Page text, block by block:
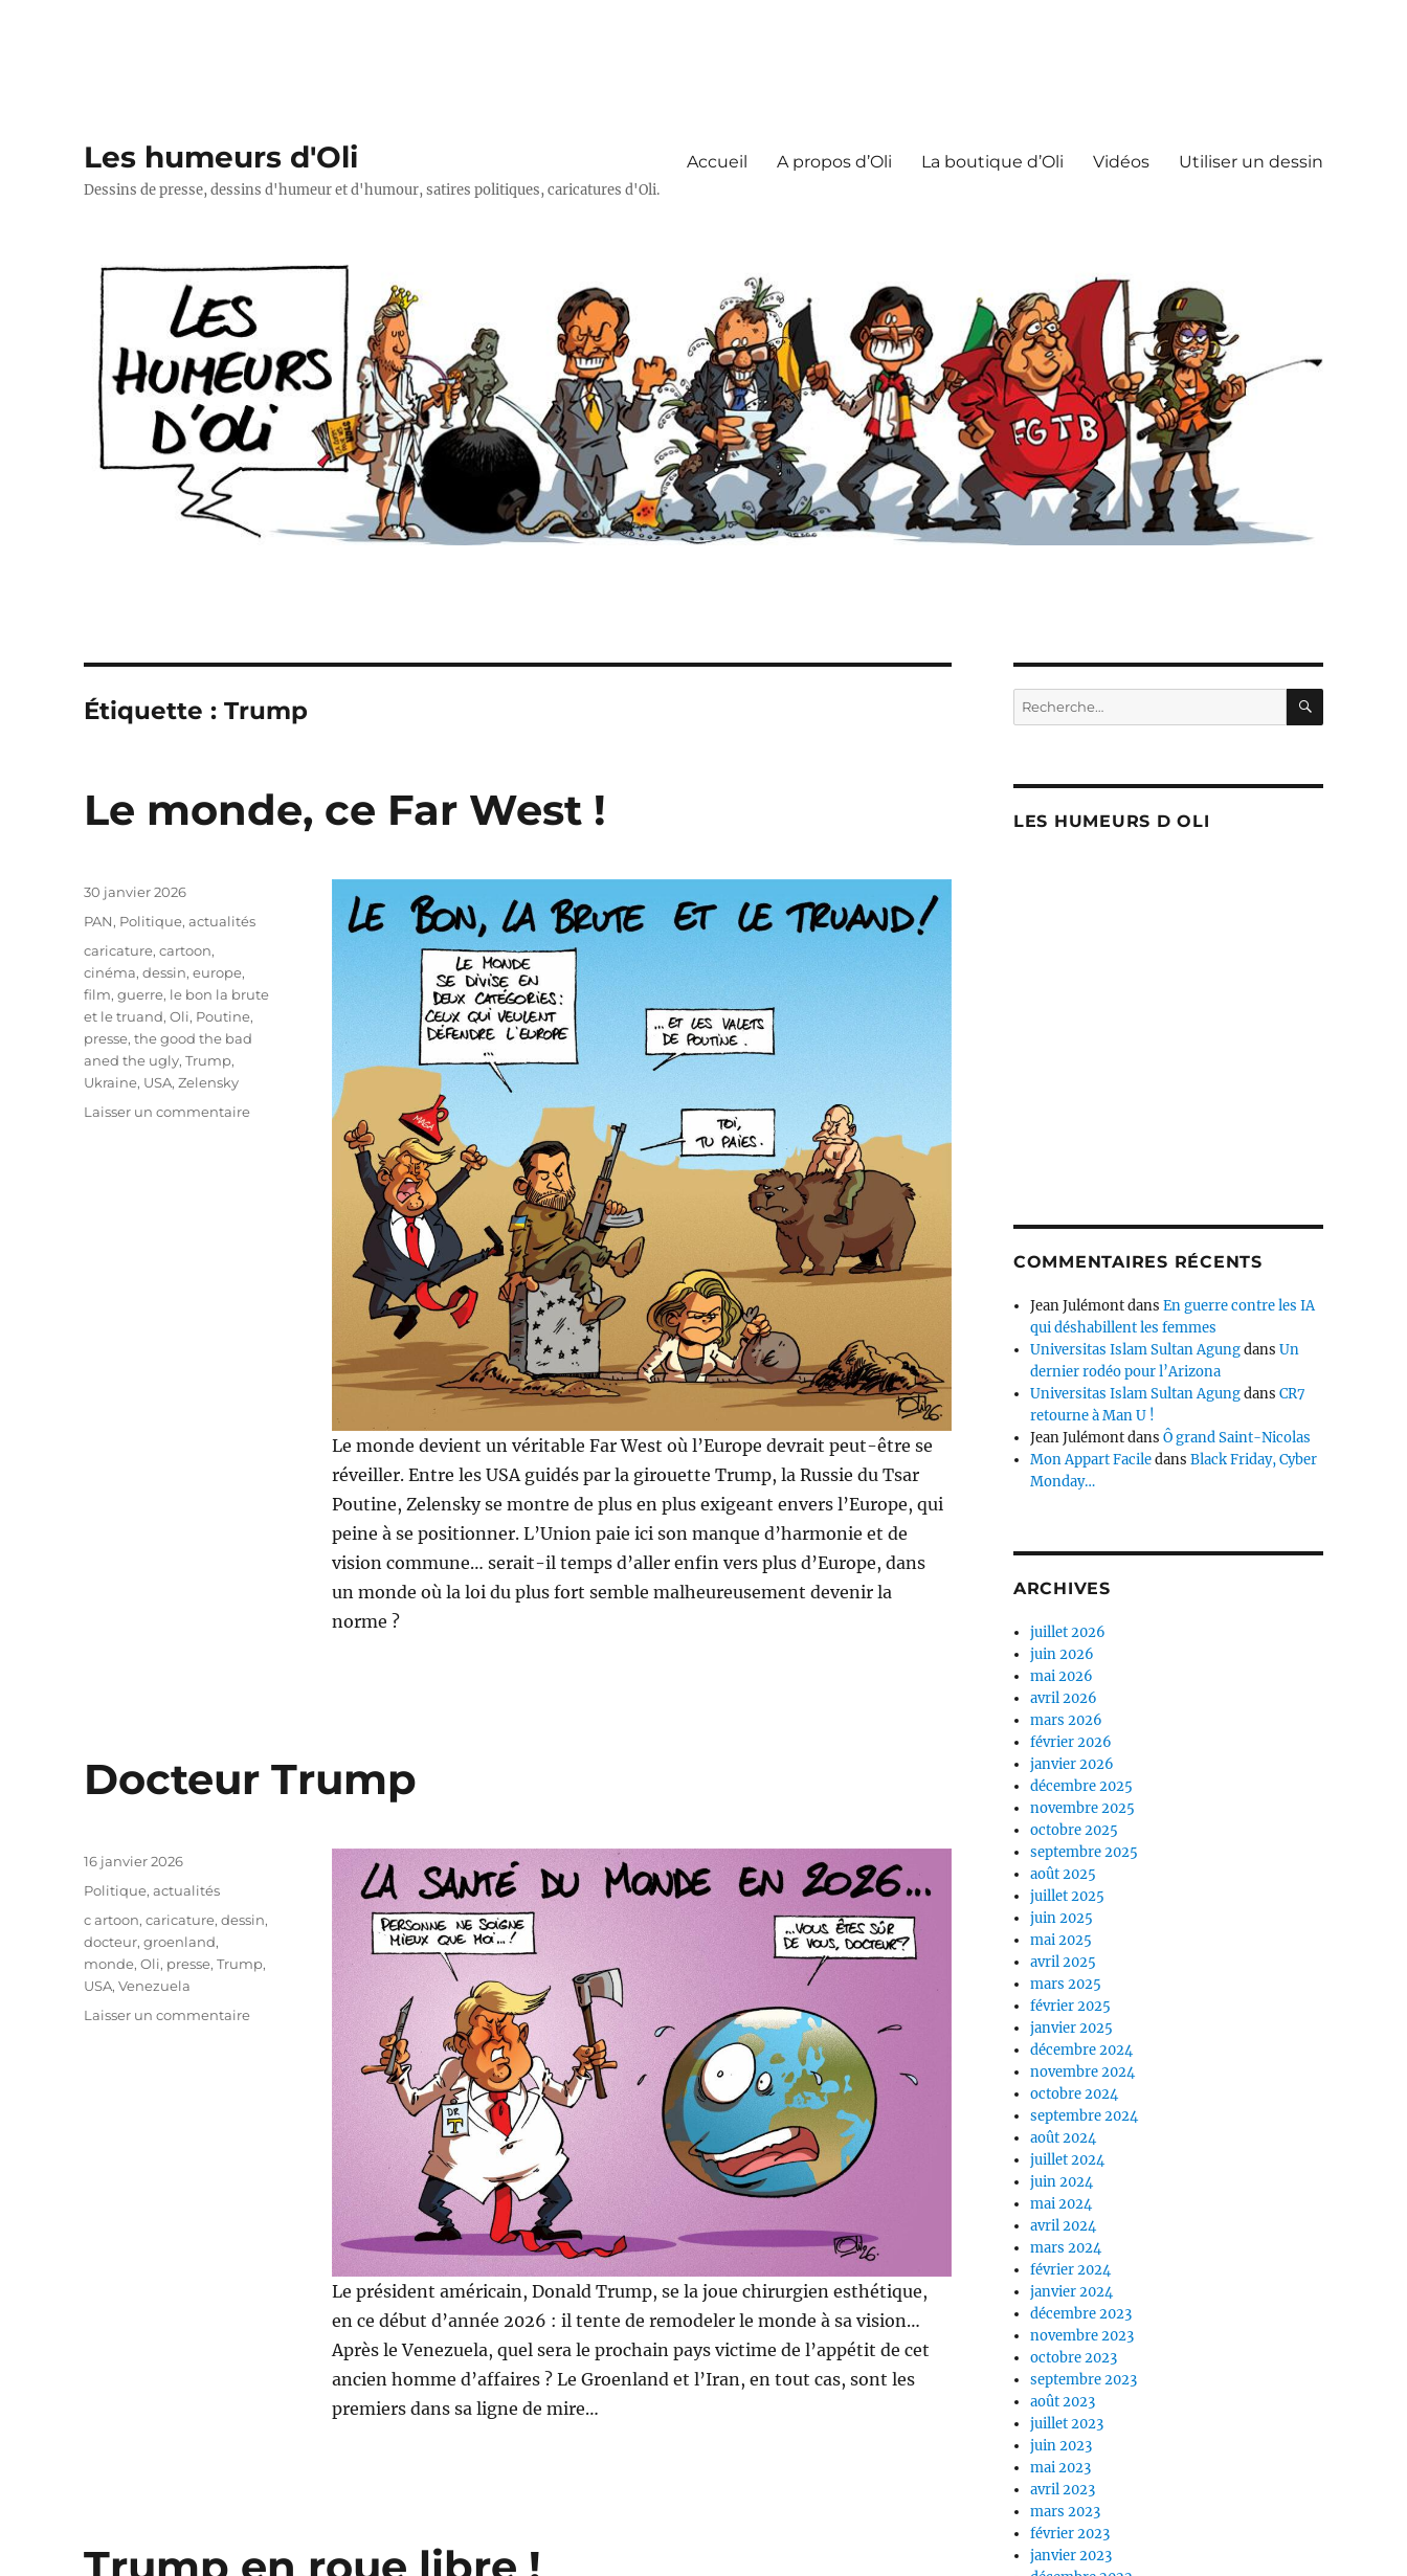
Les humeurs d'Oli
Dessins de presse, dessins d'humeur et d'humour, satires politiques, caricatures d'Oli.
Accueil A propos d’Oli La boutique d’Oli Vidéos Utiliser un dessin
Étiquette :Trump
Le monde, ce Far West !
Le monde devient un véritable Far West où l’Europe devrait peut-être se
réveiller. Entre les USA guidés par la girouette Trump, la Russie du Tsar
Poutine, Zelensky se montre de plus en plus exigeant envers l’Europe, qui
peine à se positionner. L’Union paie ici son manque d’harmonie et de
vision commune… serait-il temps d’aller enfin vers plus d’Europe, dans
un monde où la loi du plus fort semble malheureusement devenir la
norme ?
Publié
30 janvier 2026
Catégories
PAN, Politique, actualités
Étiquettes
caricature,cartoon,
cinéma,dessin,europe,
film,guerre, le bon la brute
et le truand,Oli, Poutine,
presse,the good the bad
aned the ugly,Trump,
Ukraine, USA,Zelensky
Laisser un commentairesur
Docteur Trump
Le président américain, Donald Trump, se la joue chirurgien esthétique,
en ce début d’année 2026 : il tente de remodeler le monde à sa vision…
Après le Venezuela, quel sera le prochain pays victime de l’appétit de cet
ancien homme d’affaires ? Le Groenland et l’Iran, en tout cas, sont les
premiers dans sa ligne de mire…
Publié
16 janvier 2026
Catégories
Politique, actualités
Étiquettes
c artoon,caricature,dessin,
docteur,groenland,
monde,Oli, presse,Trump,
USA,Venezuela
Laisser un commentairesur
Recherche
pour :
LES HUMEURS D OLI
COMMENTAIRES RÉCENTS
Jean JulémontdansEn guerre contre les IA
qui déshabillent les femmes
Universitas Islam Sultan AgungdansUn
dernier rodéo pour l’Arizona
Universitas Islam Sultan AgungdansCR7
retourne à Man U !
Jean JulémontdansÔ grand Saint-Nicolas
Mon Appart FaciledansBlack Friday, Cyber
Monday…
ARCHIVES
juillet 2026
juin 2026
mai 2026
avril 2026
mars 2026
février 2026
janvier 2026
décembre 2025
novembre 2025
octobre 2025
septembre 2025
août 2025
juillet 2025
juin 2025
mai 2025
avril 2025
mars 2025
février 2025
janvier 2025
décembre 2024
novembre 2024
octobre 2024
septembre 2024
août 2024
juillet 2024
juin 2024
mai 2024
avril 2024
mars 2024
février 2024
janvier 2024
décembre 2023
novembre 2023
octobre 2023
septembre 2023
août 2023
juillet 2023
juin 2023
mai 2023
avril 2023
mars 2023
février 2023
janvier 2023